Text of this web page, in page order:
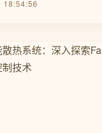
18:54:56